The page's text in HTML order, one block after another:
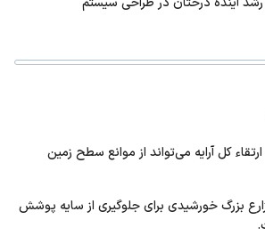
کل آرایه می‌تواند از موانع سطح زمین
بزرگ خورشیدی برای جلوگیری از سایه پوشش